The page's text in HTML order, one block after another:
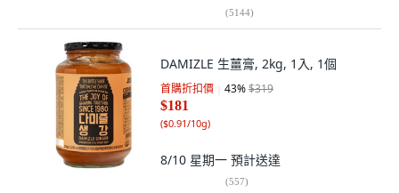
(5144)
DAMIZLE 生薑膏, 2kg, 1入, 1個
首購折扣價 43%$319
$181
($0.91/10g)
8/10 星期一 預計送達
(557)